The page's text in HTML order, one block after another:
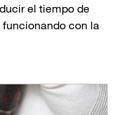
el tiempo de
con la